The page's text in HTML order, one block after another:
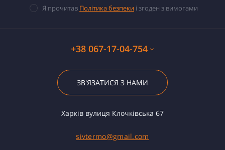
Я прочитав Політика безпеки і згоден з вимогами
+38 067-17-04-754
ЗВ'ЯЗАТИСЯ З НАМИ
Харків вулиця Клочківська 67
sivtermo@gmail.com